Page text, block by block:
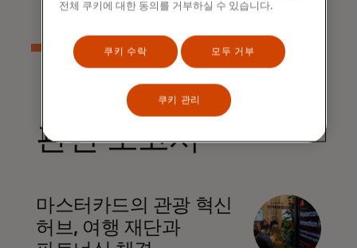
관련 보고서
마스터카드의 관광 혁신
허브, 여행 재단과
새 탭에서 열림
전체 쿠키에 대한 동의를 거부하실 수 있습니다.
쿠키 수락 모두 거부
쿠키 관리